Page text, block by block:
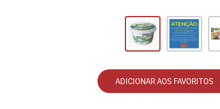
ADICIONAR AOS FAVORITOS